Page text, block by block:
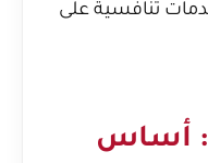
تنافسية على
أساس